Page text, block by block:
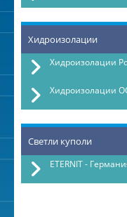
Хидроизолации
Хидроизолации
Хидроизолации
Светли куполи
ETERNIT -